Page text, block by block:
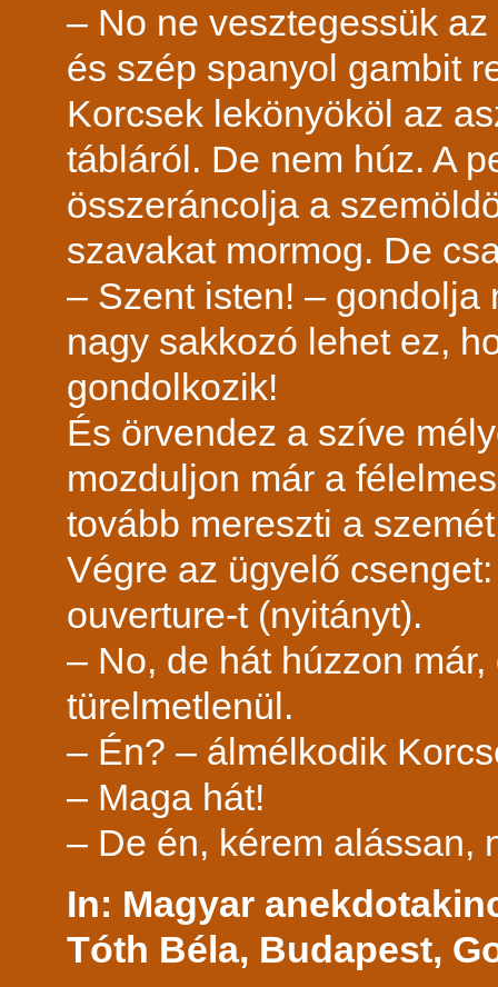
– No ne vesztegessük
és szép spanyol gambit
Korcsek lekönyököl az
tábláról. De nem húz. A
összeráncolja a
szavakat mormog. De
– Szent isten! – gondolja
nagy sakkozó lehet ez,
gondolkozik!
És örvendez a szíve
mozduljon már a
tovább mereszti a
Végre az ügyelő
ouverture-t (nyitányt).
– No, de hát húzzon
türelmetlenül.
– Én? – álmélkodik
– Maga hát!
– De én, kérem alássan,
In: Magyar
Tóth Béla, Budapest,